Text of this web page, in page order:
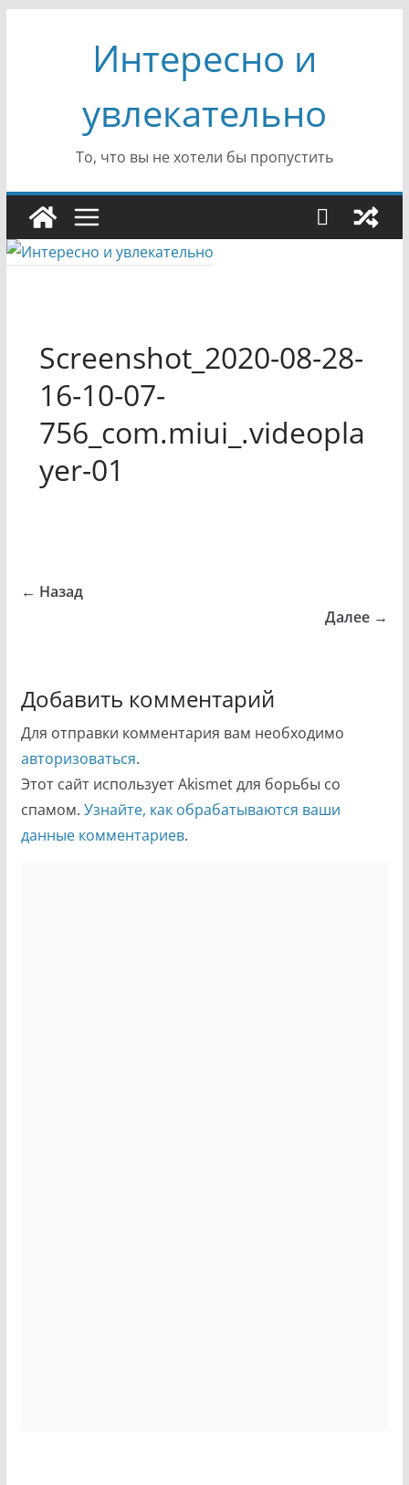
содержимомуИнтересно и
увлекательно
То, что вы не хотели бы пропустить
Screenshot_2020-08-28-
16-10-07-
756_com.miui_.videopla
yer-01
← Назад
Далее →
Добавить комментарий
Для отправки комментария вам необходимо
авторизоваться.
Этот сайт использует Akismet для борьбы со
спамом. Узнайте, как обрабатываются ваши
данные комментариев.